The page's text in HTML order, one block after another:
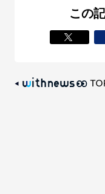
この